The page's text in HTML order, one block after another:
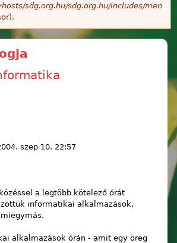
sdg.org.hu/sdg.org.hu/includes/men
szep 10. 22:57
a legtöbb kötelező órát
informatikai alkalmazások,
alkalmazások órán - amit egy öreg